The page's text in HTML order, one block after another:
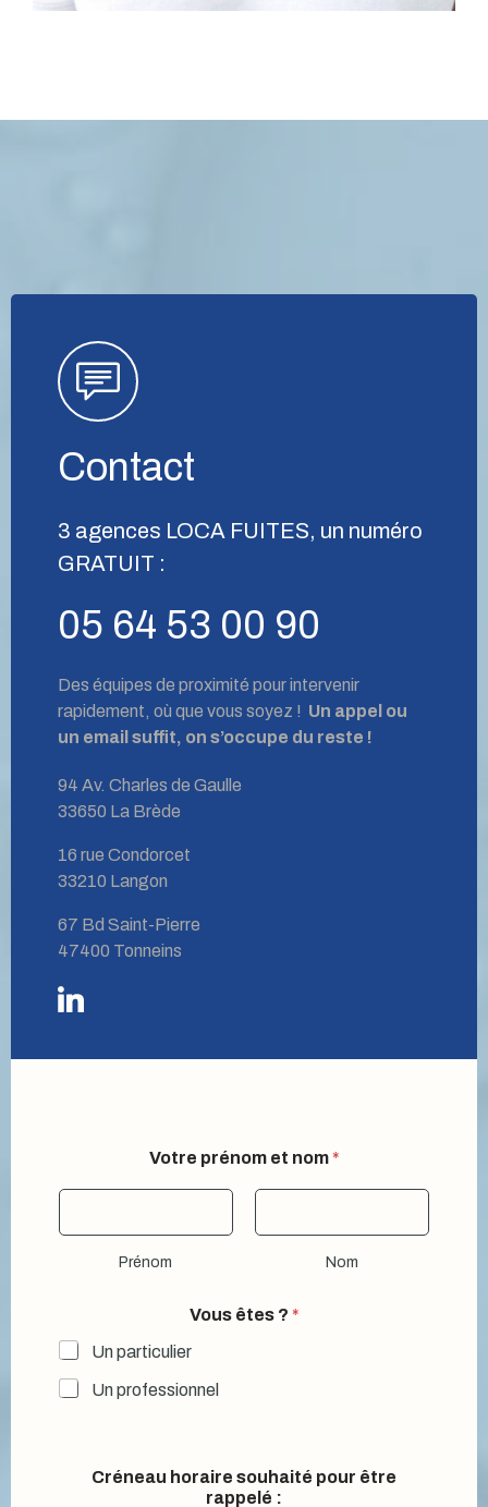
Contact
3 agences LOCA FUITES, un numéro
GRATUIT :
05 64 53 00 90
Des équipes de proximité pour intervenir
rapidement, où que vous soyez ! Un appel ou
un email suffit, on s’occupe du reste !
94 Av. Charles de Gaulle
33650 La Brède
16 rue Condorcet
33210 Langon
67 Bd Saint-Pierre
47400 Tonneins
Votre prénom et nom *
Prénom Nom
Vous êtes ? *
Un particulier
Un professionnel
Créneau horaire souhaité pour être
rappelé :